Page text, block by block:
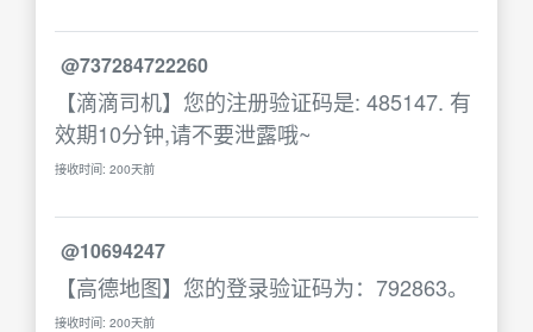
@737284722260
【滴滴司机】您的注册验证码是: 485147. 有
效期10分钟,请不要泄露哦~
接收时间: 200天前
@10694247
【高德地图】您的登录验证码为：792863。
接收时间: 200天前